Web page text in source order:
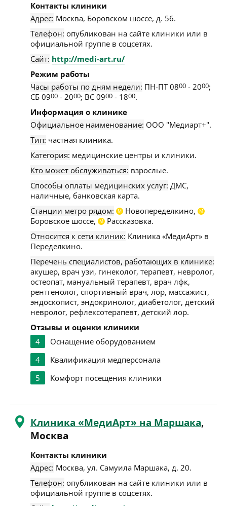
Контакты клиники
Адрес: Москва, Боровском шоссе, д. 56.
Телефон: опубликован на сайте клиники или в
официальной группе в соцсетях.
Сайт: http://medi-art.ru/
Режим работы
Часы работы по дням недели: ПН-ПТ 0800 - 2000;
СБ 0900 - 2000; ВС 0900 - 1800.
Информация о клинике
Официальное наименование: ООО "Медиарт+".
Тип: частная клиника.
Категория: медицинские центры и клиники.
Кто может обслуживаться: взрослые.
Способы оплаты медицинских услуг: ДМС,
наличные, банковская карта.
Станции метро рядом:
М Новопеределкино, М
Боровское шоссе, М
Рассказовка.
Относится к сети клиник: Клиника «МедиАрт» в
Переделкино.
Перечень специалистов, работающих в клинике:
акушер, врач узи, гинеколог, терапевт, невролог,
остеопат, мануальный терапевт, врач лфк,
рентгенолог, спортивный врач, лор, массажист,
эндоскопист, эндокринолог, диабетолог, детский
невролог, рефлексотерапевт, детский лор.
Отзывы и оценки клиники
4
Оснащение оборудованием
4
Квалификация медперсонала
5
Комфорт посещения клиники
Клиника «МедиАрт» на Маршака,
Москва
Контакты клиники
Адрес: Москва, ул. Самуила Маршака, д. 20.
Телефон: опубликован на сайте клиники или в
официальной группе в соцсетях.